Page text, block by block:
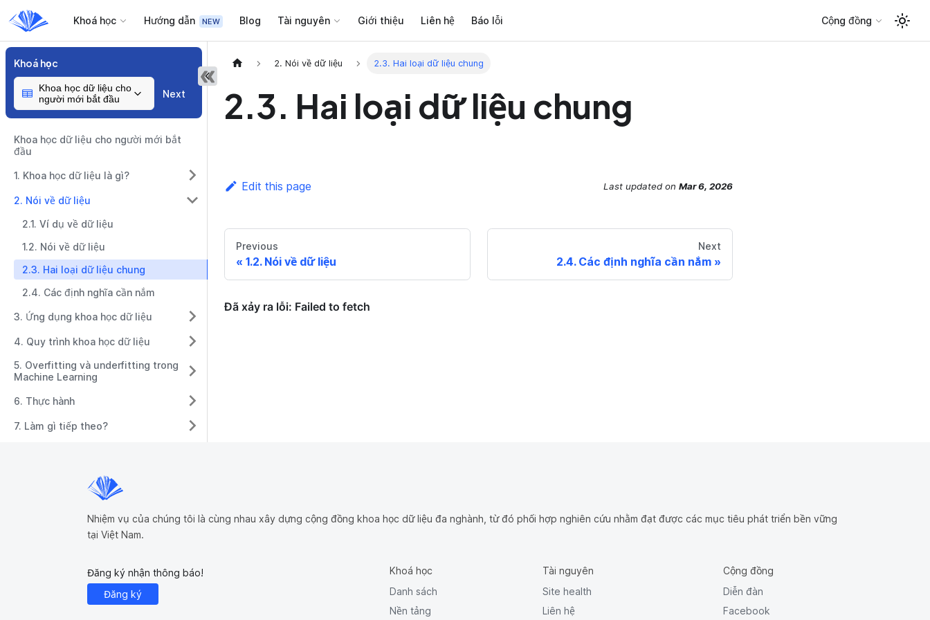
Khoá học Hướng dẫn Blog Tài nguyên Giới thiệu Liên hệ Báo lỗi Cộng đồng
Khoá học
Khoa học dữ liệu cho
người mới bắt đầu
Next
Khoa học dữ liệu cho người mới bắt
đầu
1. Khoa học dữ liệu là gì?
2. Nói về dữ liệu
2.1. Ví dụ về dữ liệu
1.2. Nói về dữ liệu
2.3. Hai loại dữ liệu chung
2.4. Các định nghĩa cần nắm
3. Ứng dụng khoa học dữ liệu
4. Quy trình khoa học dữ liệu
5. Overfitting và underfitting trong
Machine Learning
6. Thực hành
7. Làm gì tiếp theo?
2. Nói về dữ liệu 2.3. Hai loại dữ liệu chung
2.3. Hai loại dữ liệu chung
Edit this page Last updated on Mar 6, 2026
Previous
1.2. Nói về dữ liệu
Next
2.4. Các định nghĩa cần nắm
Nhiệm vụ của chúng tôi là cùng nhau xây dựng cộng đồng khoa học dữ liệu đa nghành, từ đó phối hợp nghiên cứu nhằm đạt được các mục tiêu phát triển bền vững
tại Việt Nam.
Đăng ký nhận thông báo!
Đăng ký
Khoá học
Danh sách
Nền tảng
Tài nguyên
Site health
Liên hệ
Cộng đồng
Diễn đàn
Facebook